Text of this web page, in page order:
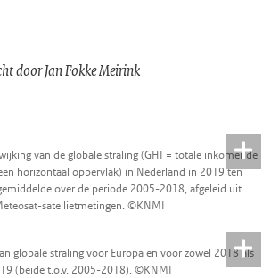
door Jan Fokke Meirink
van de globale straling (GHI = totale inkomende
horizontaal oppervlak) in Nederland in 2019 ten
over de periode 2005-2018, afgeleid uit
satellietmetingen. ©KNMI
globale straling voor Europa en voor zowel 2018 als
(beide t.o.v. 2005-2018). ©KNMI